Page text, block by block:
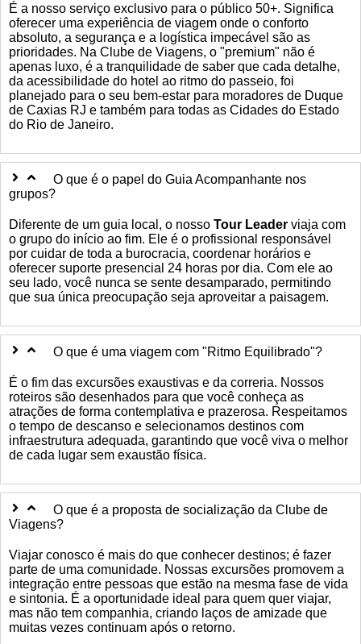
É a nosso serviço exclusivo para o público 50+. Significa
oferecer uma experiência de viagem onde o conforto
absoluto, a segurança e a logística impecável são as
prioridades. Na Clube de Viagens, o "premium" não é
apenas luxo, é a tranquilidade de saber que cada detalhe,
da acessibilidade do hotel ao ritmo do passeio, foi
planejado para o seu bem-estar para moradores de Duque
de Caxias RJ e também para todas as Cidades do Estado
do Rio de Janeiro.
O que é o papel do Guia Acompanhante nos
grupos?
Diferente de um guia local, o nosso Tour Leader viaja com
o grupo do início ao fim. Ele é o profissional responsável
por cuidar de toda a burocracia, coordenar horários e
oferecer suporte presencial 24 horas por dia. Com ele ao
seu lado, você nunca se sente desamparado, permitindo
que sua única preocupação seja aproveitar a paisagem.
O que é uma viagem com "Ritmo Equilibrado"?
É o fim das excursões exaustivas e da correria. Nossos
roteiros são desenhados para que você conheça as
atrações de forma contemplativa e prazerosa. Respeitamos
o tempo de descanso e selecionamos destinos com
infraestrutura adequada, garantindo que você viva o melhor
de cada lugar sem exaustão física.
O que é a proposta de socialização da Clube de
Viagens?
Viajar conosco é mais do que conhecer destinos; é fazer
parte de uma comunidade. Nossas excursões promovem a
integração entre pessoas que estão na mesma fase de vida
e sintonia. É a oportunidade ideal para quem quer viajar,
mas não tem companhia, criando laços de amizade que
muitas vezes continuam após o retorno.